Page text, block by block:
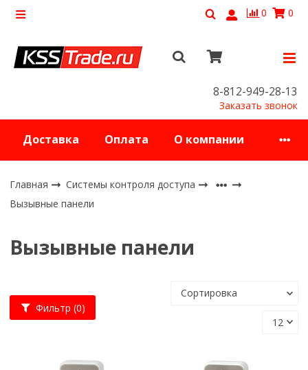
0 0
8-812-949-28-13
Заказать звонок
Доставка Оплата О компании
Главная
Системы контроля доступа
Вызывные панели
Вызывные панели
Фильтр (0)